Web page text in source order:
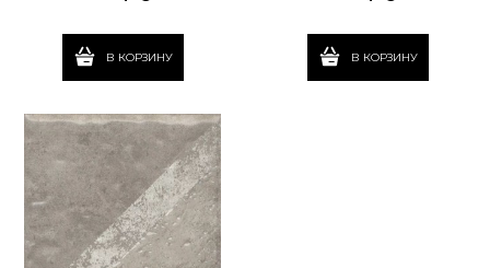
В КОРЗИНУ В КОРЗИНУ